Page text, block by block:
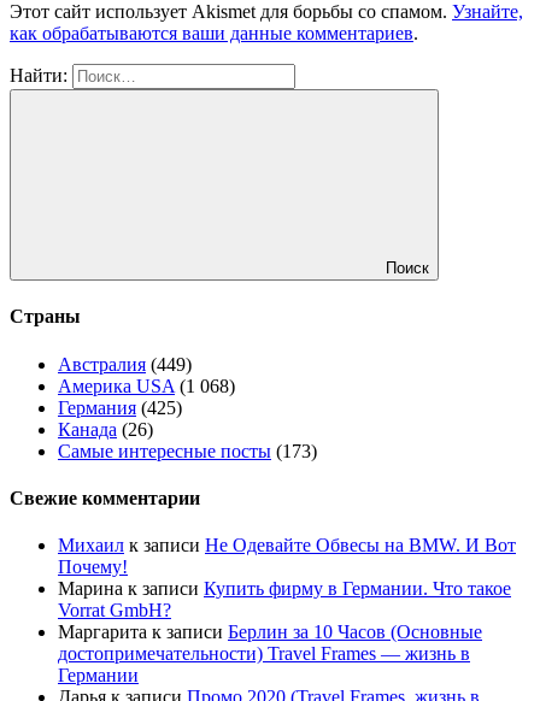
Этот сайт использует Akismet для борьбы со спамом. Узнайте,
как обрабатываются ваши данные комментариев.
Найти:
Поиск
Страны
Австралия (449)
Америка USA (1 068)
Германия (425)
Канада (26)
Самые интересные посты (173)
Свежие комментарии
Михаил к записи Не Одевайте Обвесы на BMW. И Вот
Почему!
Марина к записи Купить фирму в Германии. Что такое
Vorrat GmbH?
Маргарита к записи Берлин за 10 Часов (Основные
достопримечательности) Travel Frames — жизнь в
Германии